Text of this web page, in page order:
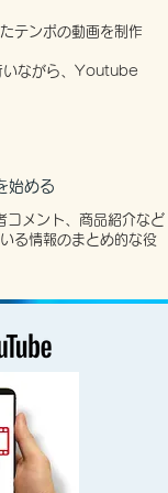
テンポの動画を制作
いながら、Youtube
始める
コメント、商品紹介など
る情報のまとめ的な役